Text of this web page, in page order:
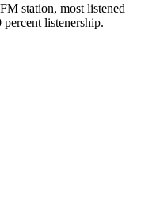
station, most listened
listenership.